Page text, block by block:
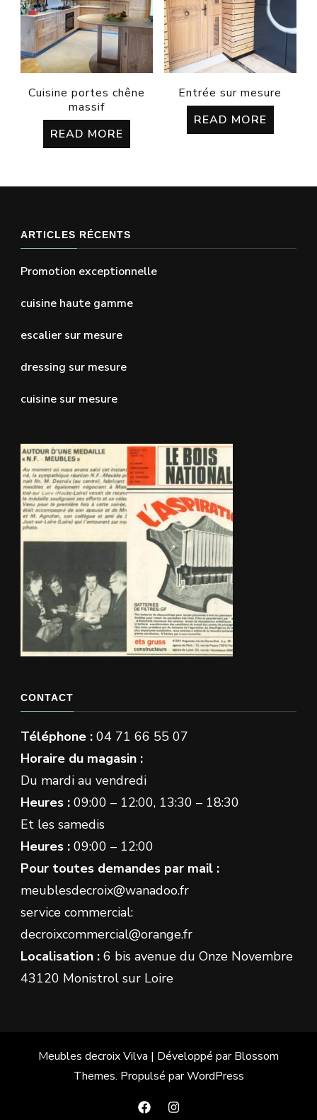
Cuisine portes chêne
massif
READ MORE
Entrée sur mesure
READ MORE
ARTICLES RÉCENTS
Promotion exceptionnelle
cuisine haute gamme
escalier sur mesure
dressing sur mesure
cuisine sur mesure
CONTACT
Téléphone : 04 71 66 55 07
Horaire du magasin :
Du mardi au vendredi
Heures : 09:00 – 12:00, 13:30 – 18:30
Et les samedis
Heures : 09:00 – 12:00
Pour toutes demandes par mail :
meublesdecroix@wanadoo.fr
service commercial:
decroixcommercial@orange.fr
Localisation : 6 bis avenue du Onze Novembre
43120 Monistrol sur Loire
Meubles decroixVilva | Développé parBlossom
Themes. Propulsé parWordPress